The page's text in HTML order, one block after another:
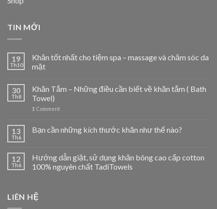
TIN MỚI
19
Th10
Khăn tốt nhất cho tiệm spa – massage và chăm sóc da
mặt
30
Th8
Khăn Tắm – Những điều cần biết về khăn tắm ( Bath
Towel)
1 Comment
13
Th6
Bạn cần những kích thước khăn như thế nào?
12
Th6
Hướng dẫn giặt, sử dụng khăn bông cao cấp cotton
100% nguyên chất TadiTowels
LIÊN HỆ